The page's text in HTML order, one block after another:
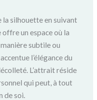
silhouette en suivant
un espace où la
subtile ou
l’élégance du
L’attrait réside
qui peut, à tout
de soi.